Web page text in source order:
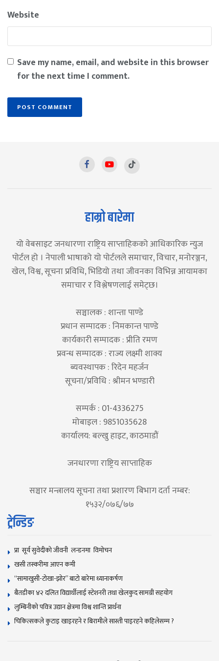
Website
Save my name, email, and website in this browser
for the next time I comment.
हाम्रो बारेमा
यो वेबसाइट जनधारणा राष्ट्रिय साप्ताहिकको आधिकारिक न्युज
पोर्टल हो । नेपाली भाषाको यो पोर्टलले समाचार, विचार, मनोरञ्जन,
खेल, विश्व, सूचना प्रविधि, भिडियो तथा जीवनका विभिन्न आयामका
समाचार र विश्लेषणलाई समेट्छ।
सञ्चालक : शान्ता पाण्डे
प्रधान सम्पादक : निमकान्त पाण्डे
कार्यकारी सम्पादक : प्रीति रमण
प्रवन्ध सम्पादक : राज्य लक्ष्मी शाक्य
ब्यवस्थापक : रिदेन महर्जन
सूचना/प्रविधि : श्रीमन भण्डारी
सम्पर्क : 01-4336275
मोबाइल : 9851035628
कार्यालय: बल्खु हाइट, काठमाडौं
जनधारणा राष्ट्रिय साप्ताहिक
सञ्चार मन्त्रालय सूचना तथा प्रशारण बिभाग दर्ता नम्बर:
१५३२/०७६/७७
ट्रेन्डिङ
प्रा सूर्य सुवेदीको जीवनी लन्डनमा विमोचन
खसी तस्करीमा आएन कमी
“सामाखुसी-टोखा-झोर” बाटो बारेमा ध्यानाकर्षण
बैतडीका ४२ दलित विद्यार्थीलाई स्टेशनरी तथा खेलकुद सामग्री सहयोग
लुम्बिनीको पवित्र उद्यान क्षेत्रमा विश्व शान्ति प्रार्थना
चिकित्सकले कुटाइ खाइरहने र बिरामीले सास्ती पाइरहने कहिलेसम्म ?